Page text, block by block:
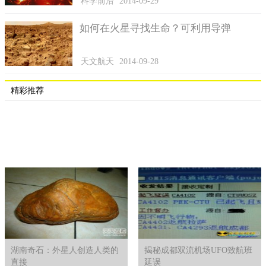
如何在火星寻找生命？可利用导弹
天文航天 2014-09-28
精彩推荐
湖南奇石：外星人创造人类的
直接
揭秘成都双流机场UFO致航班
延误